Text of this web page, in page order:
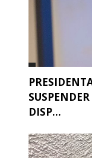
DISP...